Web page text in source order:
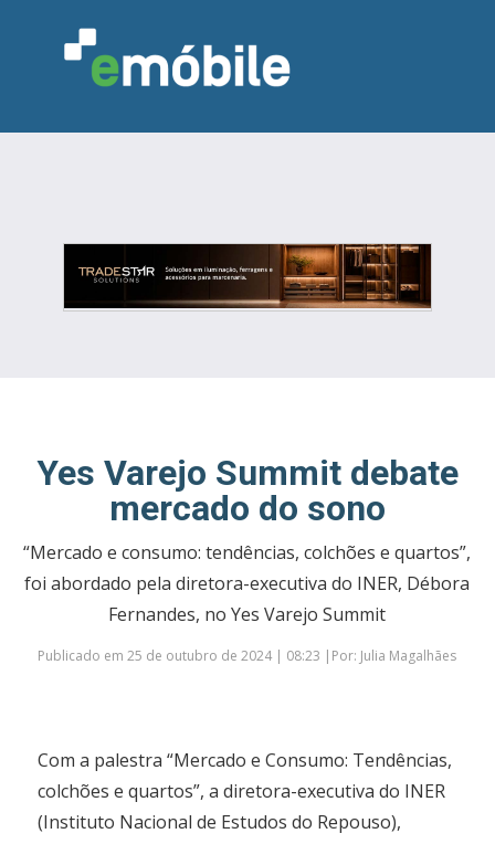
DESIGN & DECORAÇÃO
INDICADORES
FEIRAS NOTÍCIAS
Yes Varejo Summit debate
mercado do sono
“Mercado e consumo: tendências, colchões e quartos”,
foi abordado pela diretora-executiva do INER, Débora
Fernandes, no Yes Varejo Summit
Publicado em 25 de outubro de 2024 | 08:23 |Por: Julia Magalhães
Com a palestra “Mercado e Consumo: Tendências,
colchões e quartos”, a diretora-executiva do INER
(Instituto Nacional de Estudos do Repouso),